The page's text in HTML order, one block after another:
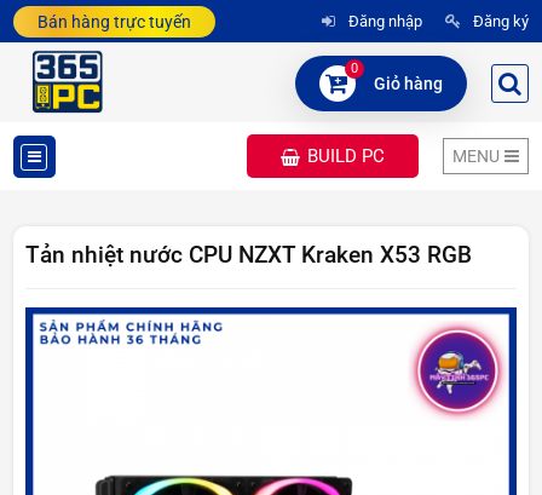
Bán hàng trực tuyến Đăng nhập Đăng ký
0
Giỏ hàng
MỤC
PHẨM
MENU
BUILD PC
Tản nhiệt nước CPU NZXT Kraken X53 RGB